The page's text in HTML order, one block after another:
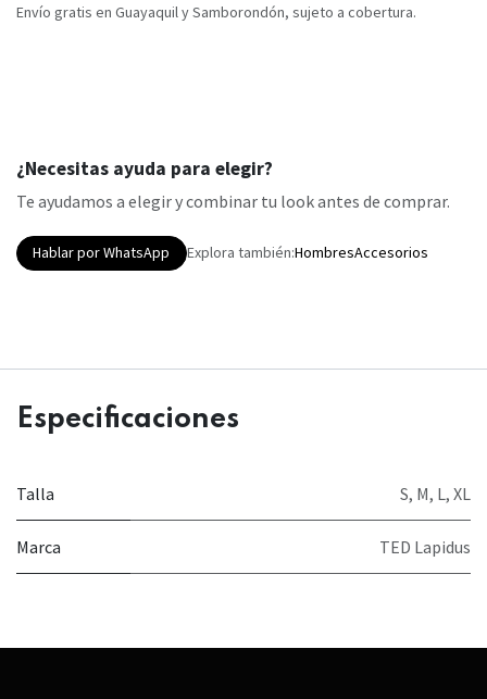
Envío gratis en Guayaquil y Samborondón, sujeto a cobertura.
¿Necesitas ayuda para elegir?
Te ayudamos a elegir y combinar tu look antes de comprar.
Hablar por WhatsApp Explora también:HombresAccesorios
Especificaciones
Talla S, M, L, XL
Marca TED Lapidus